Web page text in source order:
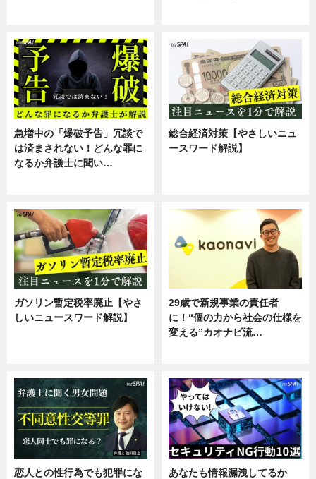
急増中の「爆破予告」冗談で
は済まされない！どんな罪に
なるか弁護士に聞い…
総合経済対策【やさしいニュ
ースワード解説】
ガソリン暫定税率廃止【やさ
しいニュースワード解説】
29歳で新規事業の責任者
に！“個の力から社会の仕様を
変える”カオナビ流…
恋人との性行為でも犯罪にな
あなたも情報漏洩してるか